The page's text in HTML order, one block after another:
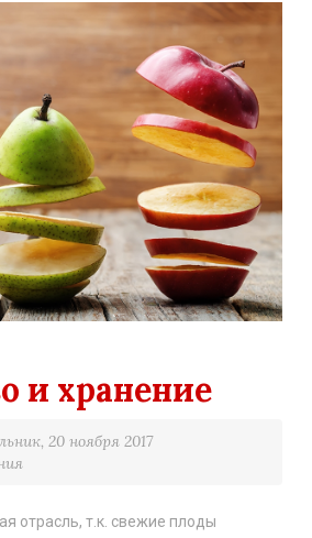
и хранение
20 ноября 2017
отрасль, т.к. свежие плоды